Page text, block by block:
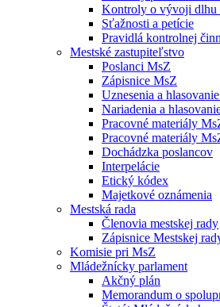
Kontroly o vývoji dlhu
Sťažnosti a petície
Pravidlá kontrolnej
Mestské zastupiteľstvo
Poslanci MsZ
Zápisnice MsZ
Uznesenia a
Nariadenia a
Pracovné materiály
Pracovné materiály
Dochádzka poslancov
Interpelácie
Etický kódex
Majetkové oznámenia
Mestská rada
Členovia mestskej rady
Zápisnice Mestskej
Komisie pri MsZ
Mládežnícky parlament
Akčný plán
Memorandum o